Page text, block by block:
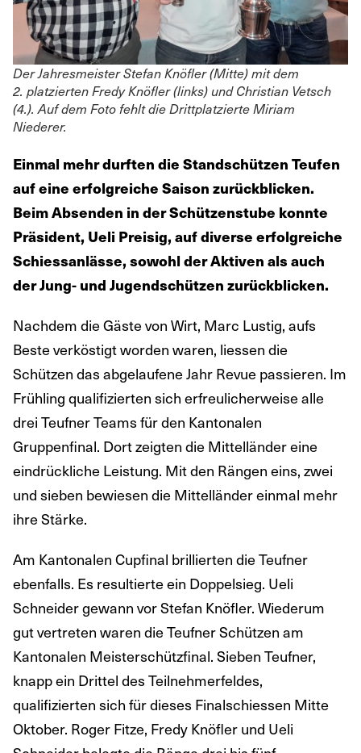
Der Jahresmeister Stefan Knöfler (Mitte) mit dem
2. platzierten Fredy Knöfler (links) und Christian Vetsch
(4.). Auf dem Foto fehlt die Drittplatzierte Miriam
Niederer.
Einmal mehr durften die Standschützen Teufen
auf eine erfolgreiche Saison zurückblicken.
Beim Absenden in der Schützenstube konnte
Präsident, Ueli Preisig, auf diverse erfolgreiche
Schiessanlässe, sowohl der Aktiven als auch
der Jung- und Jugendschützen zurückblicken.
Nachdem die Gäste von Wirt, Marc Lustig, aufs
Beste verköstigt worden waren, liessen die
Schützen das abgelaufene Jahr Revue passieren. Im
Frühling qualifizierten sich erfreulicherweise alle
drei Teufner Teams für den Kantonalen
Gruppenfinal. Dort zeigten die Mittelländer eine
eindrückliche Leistung. Mit den Rängen eins, zwei
und sieben bewiesen die Mittelländer einmal mehr
ihre Stärke.
Am Kantonalen Cupfinal brillierten die Teufner
ebenfalls. Es resultierte ein Doppelsieg. Ueli
Schneider gewann vor Stefan Knöfler. Wiederum
gut vertreten waren die Teufner Schützen am
Kantonalen Meisterschützfinal. Sieben Teufner,
knapp ein Drittel des Teilnehmerfeldes,
qualifizierten sich für dieses Finalschiessen Mitte
Oktober. Roger Fitze, Fredy Knöfler und Ueli